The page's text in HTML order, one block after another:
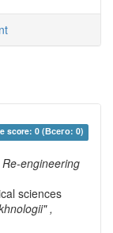
score: 0 (Всего: 0)
engineering
sciences
,